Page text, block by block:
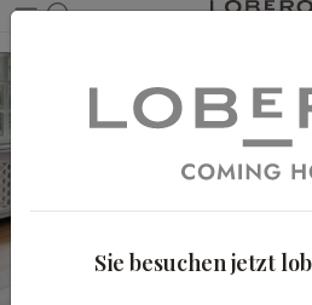
Sie besuchen jetzt